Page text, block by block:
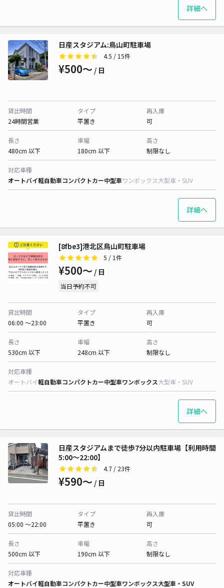
詳細へ
日産スタジアム:鳥山町駐車場
4.5 / 15件
¥500〜 / 日
貸出時間
24時間営業
タイプ
平置き
再入庫
可
長さ
480cm 以下
車幅
180cm 以下
高さ
制限なし
対応車種
オートバイ軽自動車コンパクトカー中型車ワンボックス大型車・SUV
詳細へ
[8fbe3]港北区鳥山町駐車場
5 / 1件
¥500〜 / 日
当日予約不可
貸出時間
06:00 〜23:00
タイプ
平置き
再入庫
可
長さ
530cm 以下
車幅
248cm 以下
高さ
制限なし
対応車種
オートバイ軽自動車コンパクトカー中型車ワンボックス大型車・SUV
詳細へ
日産スタジアムまで徒歩7分以内駐車場【利用時間
5:00～22:00】
4.7 / 23件
¥590〜 / 日
貸出時間
05:00 〜22:00
タイプ
平置き
再入庫
可
長さ
500cm 以下
車幅
190cm 以下
高さ
制限なし
対応車種
オートバイ軽自動車コンパクトカー中型車ワンボックス大型車・SUV